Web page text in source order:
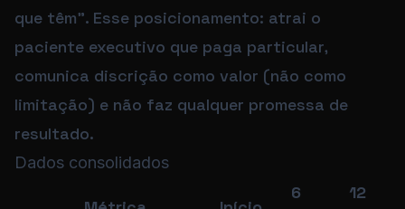
que têm". Esse posicionamento: atrai o
paciente executivo que paga particular,
comunica discrição como valor (não como
limitação) e não faz qualquer promessa de
resultado.
Dados consolidados
6 12